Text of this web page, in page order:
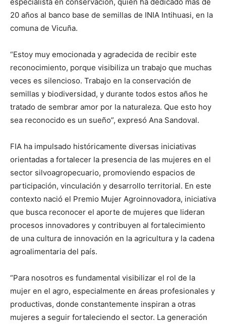
20 años al banco base de semillas de INIA Intihuasi, en la
comuna de Vicuña.
“Estoy muy emocionada y agradecida de recibir este
reconocimiento, porque visibiliza un trabajo que muchas
veces es silencioso. Trabajo en la conservación de
semillas y biodiversidad, y durante todos estos años he
tratado de sembrar amor por la naturaleza. Que esto hoy
sea reconocido es un sueño”, expresó Ana Sandoval.
FIA ha impulsado históricamente diversas iniciativas
orientadas a fortalecer la presencia de las mujeres en el
sector silvoagropecuario, promoviendo espacios de
participación, vinculación y desarrollo territorial. En este
contexto nació el Premio Mujer Agroinnovadora, iniciativa
que busca reconocer el aporte de mujeres que lideran
procesos innovadores y contribuyen al fortalecimiento
de una cultura de innovación en la agricultura y la cadena
agroalimentaria del país.
“Para nosotros es fundamental visibilizar el rol de la
mujer en el agro, especialmente en áreas profesionales y
productivas, donde constantemente inspiran a otras
mujeres a seguir fortaleciendo el sector. La generación